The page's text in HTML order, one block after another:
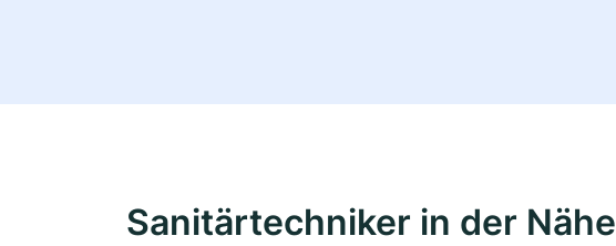
Sanitärtechniker in der Nähe